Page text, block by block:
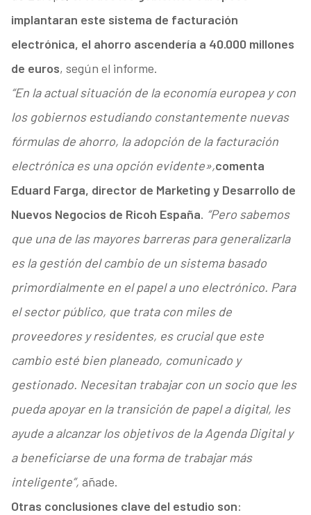
implantaran este sistema de facturación
electrónica, el ahorro ascendería a 40.000 millones
de euros, según el informe.
“En la actual situación de la economía europea y con
los gobiernos estudiando constantemente nuevas
fórmulas de ahorro, la adopción de la facturación
electrónica es una opción evidente»,comenta
Eduard Farga, director de Marketing y Desarrollo de
Nuevos Negocios de Ricoh España. “Pero sabemos
que una de las mayores barreras para generalizarla
es la gestión del cambio de un sistema basado
primordialmente en el papel a uno electrónico. Para
el sector público, que trata con miles de
proveedores y residentes, es crucial que este
cambio esté bien planeado, comunicado y
gestionado. Necesitan trabajar con un socio que les
pueda apoyar en la transición de papel a digital, les
ayude a alcanzar los objetivos de la Agenda Digital y
a beneficiarse de una forma de trabajar más
inteligente”, añade.
Otras conclusiones clave del estudio son: